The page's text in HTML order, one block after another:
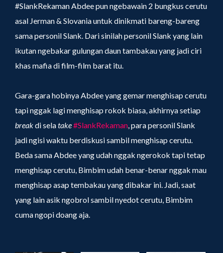
#SlankRekaman Abdee pun ngebawain 2 bungkus cerutu
asal Jerman & Slovania untuk dinikmati bareng-bareng
sama personil Slank. Dari sinilah personil Slank yang lain
ikutan ngebakar gulungan daun tambakau yang jadi ciri
khas mafia di film-film barat itu.
Gara-gara hobinya Abdee yang gemar menghisap cerutu
tapi nggak lagi menghisap rokok biasa, akhirnya setiap
breakdi selatake#SlankRekaman, para personil Slank
jadi ngisi waktu berdiskusi sambil menghisap cerutu.
Beda sama Abdee yang udah nggak ngerokok tapi tetap
menghisap cerutu, Bimbim udah benar-benar nggak mau
menghisap asap tembakau yang dibakar ini. Jadi, saat
yang lain asik ngobrol sambil nyedot cerutu, Bimbim
cuma ngopi doang aja.